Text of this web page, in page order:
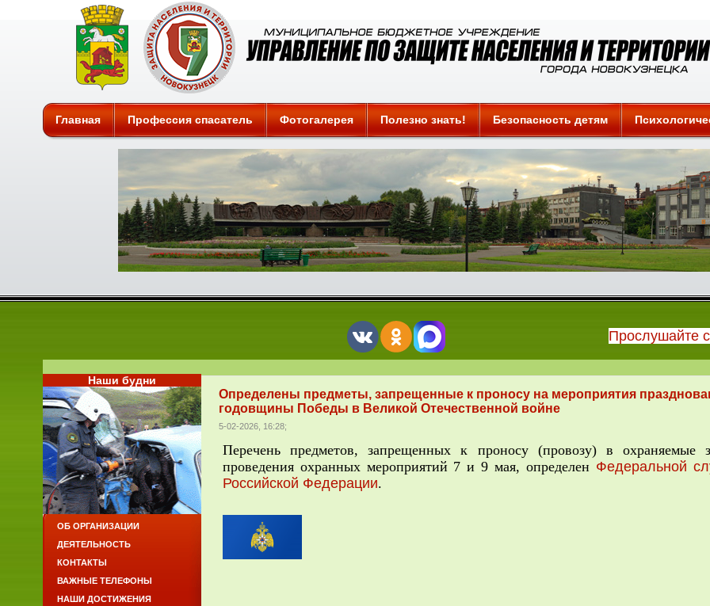
Защита
Главная Профессия спасатель Фотогалерея Полезно знать! Безопасность детям
Прослушайте
Определены предметы, запрещенные к проносу на мероприятия
годовщины Победы в Великой Отечественной войне
5-02-2026, 16:28;
Перечень предметов, запрещенных к проносу (провозу) в охраняемые
проведения охранных мероприятий 7 и 9 мая, определен Федеральной
Российской Федерации.
Наши будни
ОБ ОРГАНИЗАЦИИ
ДЕЯТЕЛЬНОСТЬ
КОНТАКТЫ
ВАЖНЫЕ ТЕЛЕФОНЫ
НАШИ ДОСТИЖЕНИЯ